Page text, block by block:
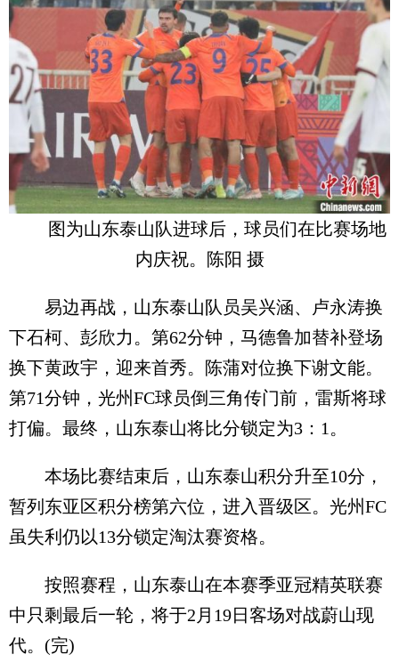
图为山东泰山队进球后，球员们在比赛场地
内庆祝。陈阳 摄
易边再战，山东泰山队员吴兴涵、卢永涛换
下石柯、彭欣力。第62分钟，马德鲁加替补登场
换下黄政宇，迎来首秀。陈蒲对位换下谢文能。
第71分钟，光州FC球员倒三角传门前，雷斯将球
打偏。最终，山东泰山将比分锁定为3：1。
本场比赛结束后，山东泰山积分升至10分，
暂列东亚区积分榜第六位，进入晋级区。光州FC
虽失利仍以13分锁定淘汰赛资格。
按照赛程，山东泰山在本赛季亚冠精英联赛
中只剩最后一轮，将于2月19日客场对战蔚山现
代。(完)